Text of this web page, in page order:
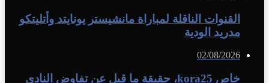
القنوات الناقلة لمباراة مانشيستر يونايتد وأتليتكو
مدريد الودية
02/08/2026
خاص kora25، حقيقة ما قيل عن تفاوض النادي